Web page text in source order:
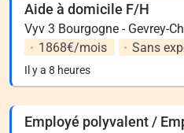
Aide à domicile F/H
Vyv 3 Bourgogne - Gevrey-
1868€/mois
Sans
Il y a 8 heures
Employé polyvalent /